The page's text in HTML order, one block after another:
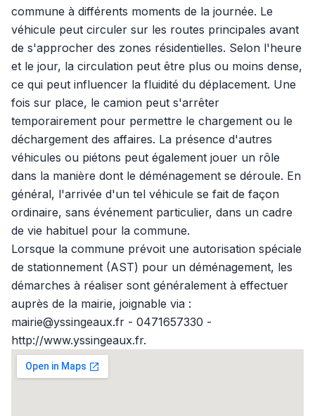
commune à différents moments de la journée. Le
véhicule peut circuler sur les routes principales avant
de s'approcher des zones résidentielles. Selon l'heure
et le jour, la circulation peut être plus ou moins dense,
ce qui peut influencer la fluidité du déplacement. Une
fois sur place, le camion peut s'arrêter
temporairement pour permettre le chargement ou le
déchargement des affaires. La présence d'autres
véhicules ou piétons peut également jouer un rôle
dans la manière dont le déménagement se déroule. En
général, l'arrivée d'un tel véhicule se fait de façon
ordinaire, sans événement particulier, dans un cadre
de vie habituel pour la commune.
Lorsque la commune prévoit une autorisation spéciale
de stationnement (AST) pour un déménagement, les
démarches à réaliser sont généralement à effectuer
auprès de la mairie, joignable via :
mairie@yssingeaux.fr - 0471657330 -
http://www.yssingeaux.fr.